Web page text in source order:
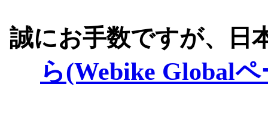
誠にお手数ですが、日
ら(Webike Global